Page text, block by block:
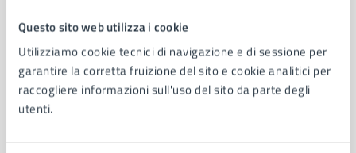
Questo sito web utilizza i cookie
Utilizziamo cookie tecnici di navigazione e di sessione per
garantire la corretta fruizione del sito e cookie analitici per
raccogliere informazioni sull'uso del sito da parte degli
utenti.
Comune di Napoli
AMMINISTRAZIONE
Aree amministrative